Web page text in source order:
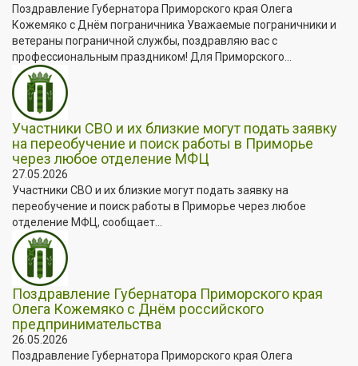
Поздравление Губернатора Приморского края Олега
Кожемяко с Днём пограничника Уважаемые пограничники и
ветераны пограничной службы, поздравляю вас с
профессиональным праздником! Для Приморского...
Участники СВО и их близкие могут подать заявку
на переобучение и поиск работы в Приморье
через любое отделение МФЦ
27.05.2026
Участники СВО и их близкие могут подать заявку на
переобучение и поиск работы в Приморье через любое
отделение МФЦ, сообщает...
Поздравление Губернатора Приморского края
Олега Кожемяко с Днём российского
предпринимательства
26.05.2026
Поздравление Губернатора Приморского края Олега